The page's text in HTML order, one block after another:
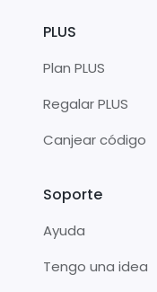
PLUS
Plan PLUS
Regalar PLUS
Canjear código
Soporte
Ayuda
Tengo una idea